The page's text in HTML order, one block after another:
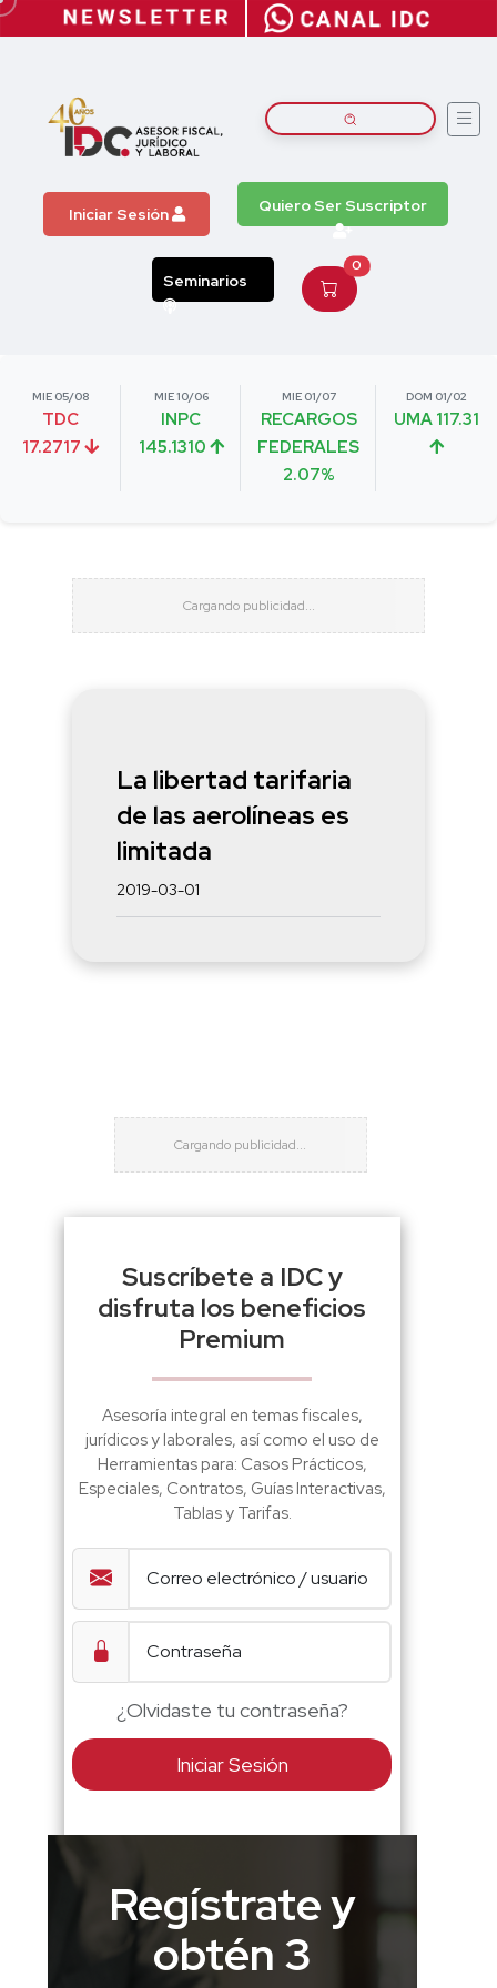
Iniciar Sesión Quiero Ser Suscriptor
Seminarios
0
MIE 05/08
TDC
17.2717
MIE 10/06
INPC
145.1310
MIE 01/07
RECARGOS
FEDERALES
2.07%
DOM 01/02
UMA 117.31
La libertad tarifaria
de las aerolíneas es
limitada
2019-03-01
Suscríbete a IDC y
disfruta los beneficios
Premium
Asesoría integral en temas fiscales,
jurídicos y laborales, así como el uso de
Herramientas para: Casos Prácticos,
Especiales, Contratos, Guías Interactivas,
Tablas y Tarifas.
¿Olvidaste tu contraseña?
Iniciar Sesión
Regístrate y
obtén 3